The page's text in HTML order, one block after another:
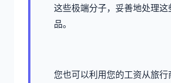
这些极端分子，妥善地处理这
品。
您也可以利用您的工资从旅行